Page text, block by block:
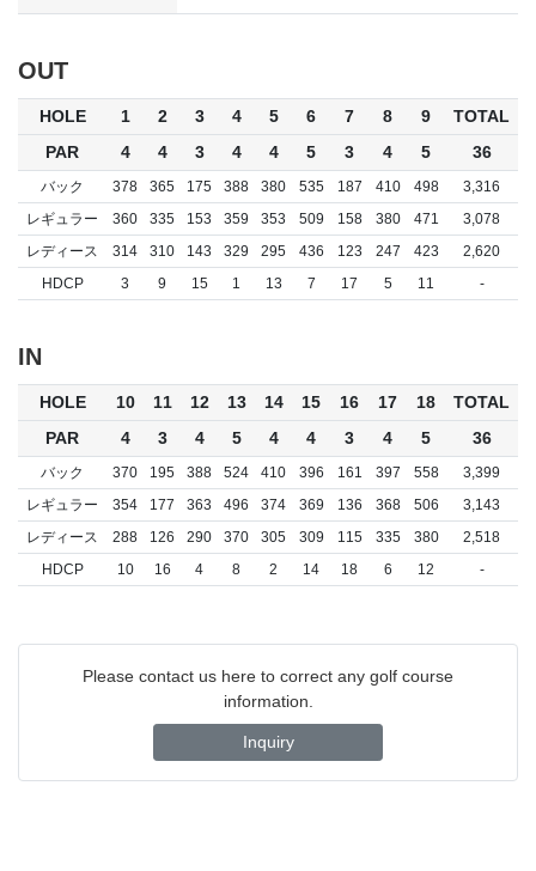
OUT
HOLE 1 2 3 4 5 6 7 8 9
TOTAL
PAR
4 4 3 4 4 5 3 4 5 36
バック 378 365 175 388 380 535 187 410 498
3,316
レギュラー
360 335 153 359 353 509 158 380 471
3,078
レディース
314 310 143 329 295 436 123 247 423
2,620
HDCP
3 9 15 1 13 7 17 5 11 -
IN
HOLE 10 11 12 13 14 15 16 17 18
TOTAL
PAR
4 3 4 5 4 4 3 4 5 36
バック 370 195 388 524 410 396 161 397 558
3,399
レギュラー
354 177 363 496 374 369 136 368 506
3,143
レディース
288 126 290 370 305 309 115 335 380
2,518
HDCP
10 16 4 8 2 14 18 6 12 -
Please contact us here to correct any golf course
information.
Inquiry